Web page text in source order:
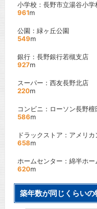
小学校：長野市立湯谷小学
961m
公園：緑ヶ丘公園
549m
銀行：長野銀行若槻支店
927m
スーパー：西友長野北店
220m
コンビニ：ローソン長野檀
586m
ドラックストア：アメリ
658m
ホームセンター：綿半ホ
620m
築年数が同じくらいの